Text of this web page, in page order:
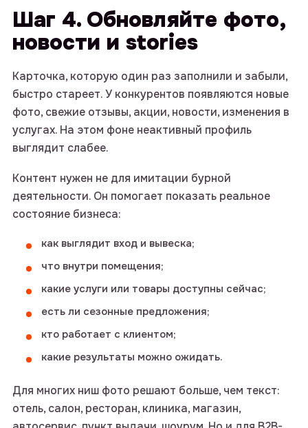
Шаг 4. Обновляйте фото,
новости и stories
Карточка, которую один раз заполнили и забыли,
быстро стареет. У конкурентов появляются новые
фото, свежие отзывы, акции, новости, изменения в
услугах. На этом фоне неактивный профиль
выглядит слабее.
Контент нужен не для имитации бурной
деятельности. Он помогает показать реальное
состояние бизнеса:
как выглядит вход и вывеска;
что внутри помещения;
какие услуги или товары доступны сейчас;
есть ли сезонные предложения;
кто работает с клиентом;
какие результаты можно ожидать.
Для многих ниш фото решают больше, чем текст:
отель, салон, ресторан, клиника, магазин,